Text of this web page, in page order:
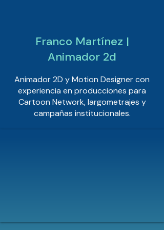
Franco Martínez |
Animador 2d
Animador 2D y Motion Designer con
experiencia en producciones para
Cartoon Network, largometrajes y
campañas institucionales.